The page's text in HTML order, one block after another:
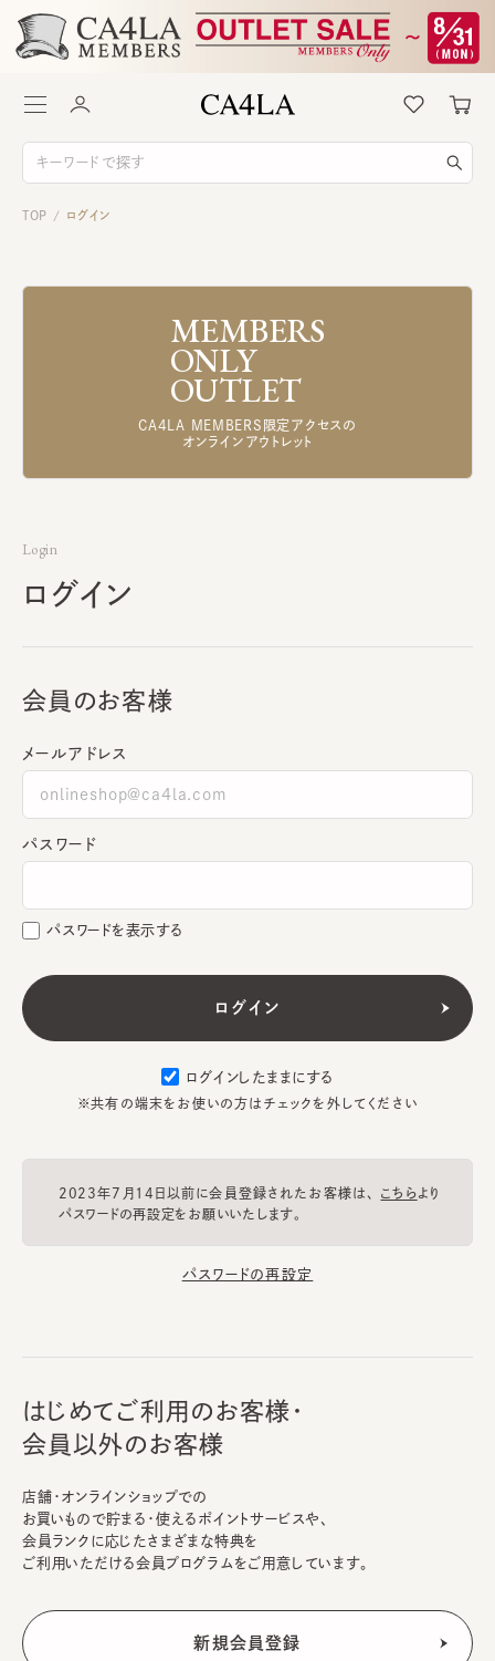
TOP / ログイン
MEMBERS
ONLY
OUTLET
CA4LA MEMBERS限定アクセスの
オンラインアウトレット
Login
ログイン
会員のお客様
メールアドレス
パスワード
パスワードを表示する
ログインしたままにする
※共有の端末をお使いの方はチェックを外してください
2023年7月14日以前に会員登録されたお客様は、 こちらより
パスワードの再設定をお願いいたします。
パスワードの再設定
はじめてご利用のお客様・
会員以外のお客様
店舗・オンラインショップでの
お買いもので貯まる・使えるポイントサービスや、
会員ランクに応じたさまざまな特典を
ご利用いただける会員プログラムをご用意しています。